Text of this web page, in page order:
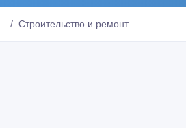
Строительство и ремонт